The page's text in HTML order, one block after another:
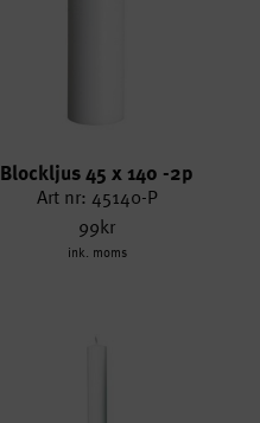
Blockljus 45 x 140 -2p
Art nr: 45140-P
99kr
ink. moms